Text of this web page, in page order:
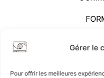
Gérer le
Pour offrir les meilleures